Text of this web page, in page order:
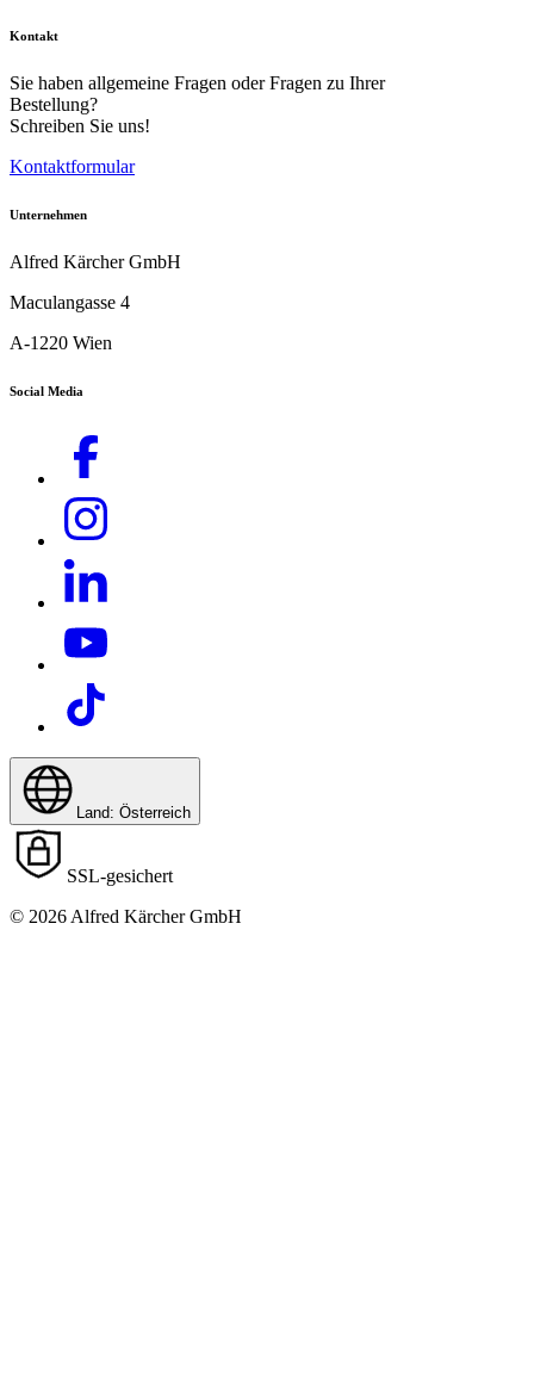
Kontakt
Sie haben allgemeine Fragen oder Fragen zu Ihrer
Bestellung?
Schreiben Sie uns!
Kontaktformular
Unternehmen
Alfred Kärcher GmbH
Maculangasse 4
A-1220 Wien
Social Media
Land: Österreich
SSL-gesichert
© 2026 Alfred Kärcher GmbH